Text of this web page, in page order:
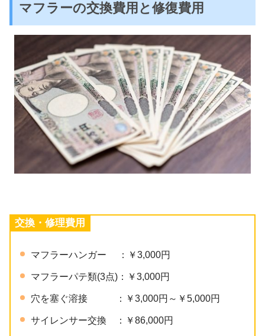
マフラーの交換費用と修復費用
交換・修理費用
マフラーハンガー ：￥3,000円
マフラーパテ類(3点)：￥3,000円
穴を塞ぐ溶接 ：￥3,000円～￥5,000円
サイレンサー交換 ：￥86,000円